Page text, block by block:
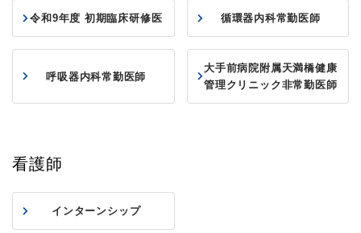
令和9年度 初期臨床研修医 循環器内科常勤医師
呼吸器内科常勤医師
大手前病院附属天満橋健康
管理クリニック非常勤医師
看護師
インターンシップ